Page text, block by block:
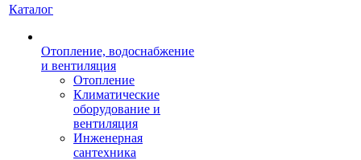
Каталог
Отопление, водоснабжение
и вентиляция
Отопление
Климатические
оборудование и
вентиляция
Инженерная
сантехника